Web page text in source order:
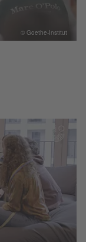
© Goethe-Institut